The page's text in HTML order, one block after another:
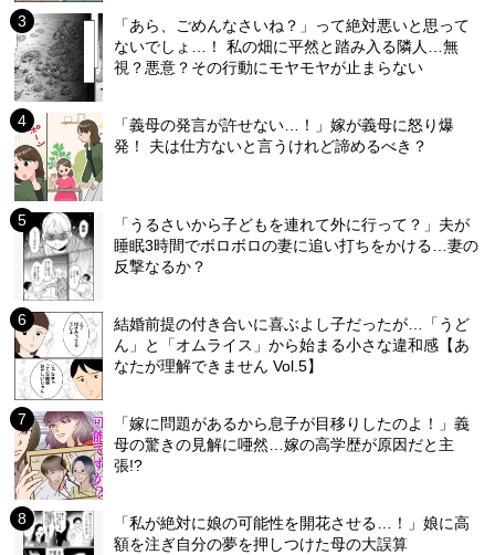
「あら、ごめんなさいね？」って絶対悪いと思って
ないでしょ…！ 私の畑に平然と踏み入る隣人…無
視？悪意？その行動にモヤモヤが止まらない
「義母の発言が許せない…！」嫁が義母に怒り爆
発！ 夫は仕方ないと言うけれど諦めるべき？
「うるさいから子どもを連れて外に行って？」夫が
睡眠3時間でボロボロの妻に追い打ちをかける…妻の
反撃なるか？
結婚前提の付き合いに喜ぶよし子だったが…「うど
ん」と「オムライス」から始まる小さな違和感【あ
なたが理解できません Vol.5】
「嫁に問題があるから息子が目移りしたのよ！」義
母の驚きの見解に唖然…嫁の高学歴が原因だと主
張!?
「私が絶対に娘の可能性を開花させる…！」娘に高
額を注ぎ自分の夢を押しつけた母の大誤算